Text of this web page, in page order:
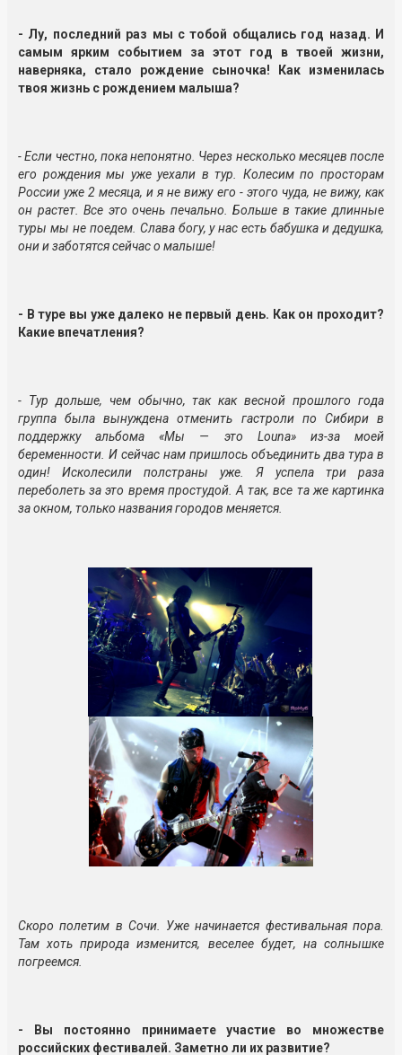
- Лу, последний раз мы с тобой общались год назад. И
самым ярким событием за этот год в твоей жизни,
наверняка, стало рождение сыночка! Как изменилась
твоя жизнь с рождением малыша?
- Если честно, пока непонятно. Через несколько месяцев после
его рождения мы уже уехали в тур. Колесим по просторам
России уже 2 месяца, и я не вижу его - этого чуда, не вижу, как
он растет. Все это очень печально. Больше в такие длинные
туры мы не поедем. Слава богу, у нас есть бабушка и дедушка,
они и заботятся сейчас о малыше!
- В туре вы уже далеко не первый день. Как он проходит?
Какие впечатления?
- Тур дольше, чем обычно, так как весной прошлого года
группа была вынуждена отменить гастроли по Сибири в
поддержку альбома «Мы — это Louna» из-за моей
беременности. И сейчас нам пришлось объединить два тура в
один! Исколесили полстраны уже. Я успела три раза
переболеть за это время простудой. А так, все та же картинка
за окном, только названия городов меняется.
Скоро полетим в Сочи. Уже начинается фестивальная пора.
Там хоть природа изменится, веселее будет, на солнышке
погреемся.
- Вы постоянно принимаете участие во множестве
российских фестивалей. Заметно ли их развитие?